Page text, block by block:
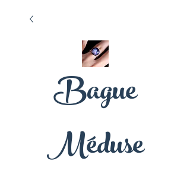
Bague
Méduse